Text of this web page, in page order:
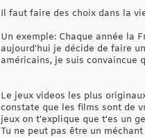
Il faut faire des choix dans la
Un exemple: Chaque année la
aujourd'hui je décide de faire
américains, je suis convaincue
Le jeux videos les plus
constate que les films sont de
jeux on t'explique que t'es un
Tu ne peut pas être un